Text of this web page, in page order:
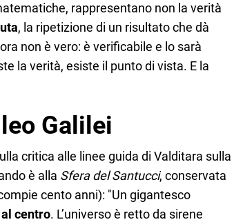
rappresentano non la verità
, la ripetizione di un risultato che dà
non è vero: è verificabile e lo sarà
la verità, esiste il punto di vista. E la
Galilei
critica alle linee guida di Valditara sulla
è alla Sfera del Santucci, conservata
cento anni): "Un gigantesco
centro. L’universo è retto da sirene